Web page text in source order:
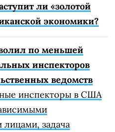
ли «золотой
экономики?
по меньшей
инспекторов
ведомств
инспекторы в США
задача